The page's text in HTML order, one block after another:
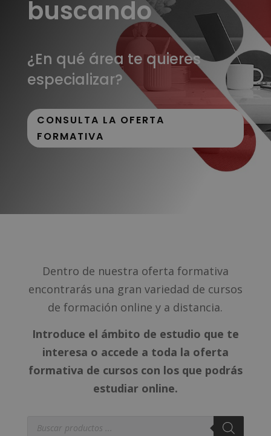
buscando
¿En qué área te quieres
especializar?
CONSULTA LA OFERTA
FORMATIVA
Dentro de nuestra oferta formativa
encontrarás una gran variedad de cursos
de formación online y a distancia.
Introduce el ámbito de estudio que te
interesa o accede a toda la oferta
formativa de cursos con los que podrás
estudiar online.